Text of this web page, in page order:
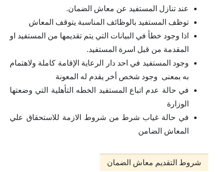
عند تنازل المستفيد عن معاش الضمان.
توظف المستفيد بالوظائف المناسبة يتوقف المعاش
اذا وجود خطأ في البيانات التي يتم تقديمها من المستفيد او
المقدمة من قبل اسرة المستفيد.
وجود المستفيد في احد دار الرعاية الإقامة كاملة ولاهتمام
به بمعنى وجود شخص أخر يقدم له المعونة
في حالة عدم اتباع المستفيد الخطه التأهلية التي وضعتها
الوزارة
في حالة غياب شرط من شروط الازمة للاستحقاق علي
المعاش الضامن
شروط التقديم معاش الضمان